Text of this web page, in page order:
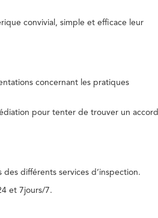
convivial, simple et efficace leur
concernant les pratiques
pour tenter de trouver un accord
différents services d’inspection.
et 7jours/7.